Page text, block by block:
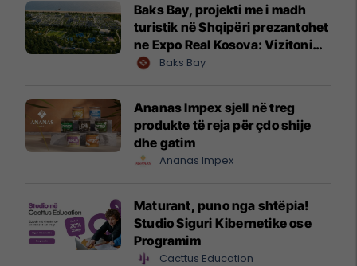
Baks Bay, projekti me i madh
turistik në Shqipëri prezantohet
ne Expo Real Kosova: Vizitoni
shtandin dhe zbuloni
Baks Bay
Ananas Impex sjell në treg
produkte të reja për çdo shije
dhe gatim
Ananas Impex
Maturant, puno nga shtëpia!
Studio Siguri Kibernetike ose
Programim
Cacttus Education